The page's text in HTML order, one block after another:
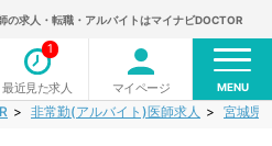
の求人・転職・アルバイトはマイナビDOCTOR
最近見た求人
1
マイページ MENU
非常勤(アルバイト)医師求人 宮城県